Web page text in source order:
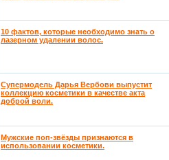
10 фактов, которые необходимо знать о
лазерном удалении волос.
Супермодель Дарья Вербови выпустит
коллекцию косметики в качестве акта
доброй воли.
Мужские поп-звёзды признаются в
использовании косметики.